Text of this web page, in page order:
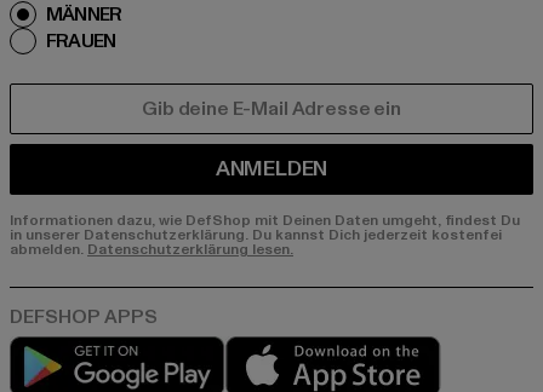
MÄNNER
FRAUEN
ANMELDEN
Informationen dazu, wie DefShop mit Deinen Daten umgeht, findest Du
in unserer Datenschutzerklärung. Du kannst Dich jederzeit kostenfei
abmelden. Datenschutzerklärung lesen.
Play market